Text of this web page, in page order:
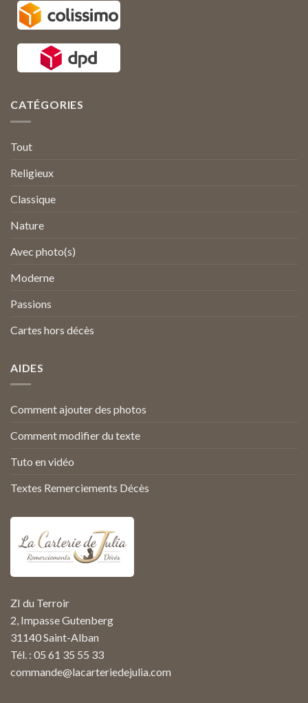
CATÉGORIES
Tout
Religieux
Classique
Nature
Avec photo(s)
Moderne
Passions
Cartes hors décès
AIDES
Comment ajouter des photos
Comment modifier du texte
Tuto en vidéo
Textes Remerciements Décès
ZI du Terroir
2, Impasse Gutenberg
31140 Saint-Alban
Tél. : 05 61 35 55 33
commande@lacarteriedejulia.com